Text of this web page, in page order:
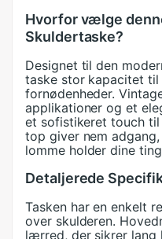
Hvorfor vælge
Skuldertaske?
Designet til den
taske stor kapacitet
fornødenheder.
applikationer og et
et sofistikeret touch
top giver nem
lomme holder dine
Detaljerede
Tasken har en enkelt
over skulderen.
lærred, der sikrer lang